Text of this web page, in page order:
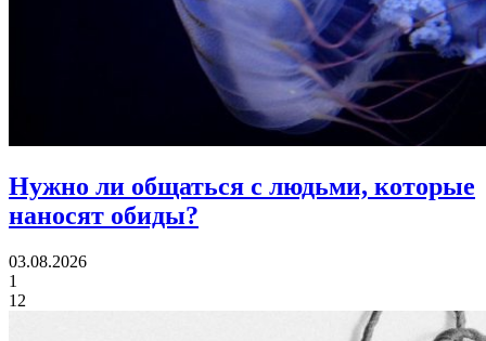
Нужно ли общаться с людьми, которые
наносят обиды?
03.08.2026
1
12